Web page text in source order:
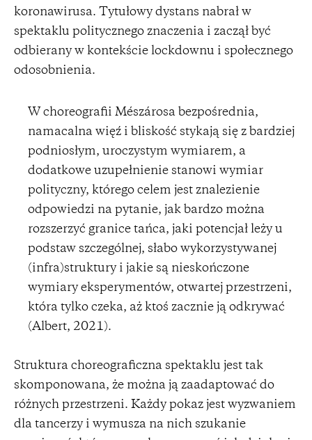
koronawirusa. Tytułowy dystans nabrał w
spektaklu politycznego znaczenia i zaczął być
odbierany w kontekście lockdownu i społecznego
odosobnienia.
W choreografii Mészárosa bezpośrednia,
namacalna więź i bliskość stykają się z bardziej
podniosłym, uroczystym wymiarem, a
dodatkowe uzupełnienie stanowi wymiar
polityczny, którego celem jest znalezienie
odpowiedzi na pytanie, jak bardzo można
rozszerzyć granice tańca, jaki potencjał leży u
podstaw szczególnej, słabo wykorzystywanej
(infra)struktury i jakie są nieskończone
wymiary eksperymentów, otwartej przestrzeni,
która tylko czeka, aż ktoś zacznie ją odkrywać
(Albert, 2021).
Struktura choreograficzna spektaklu jest tak
skomponowana, że można ją zaadaptować do
różnych przestrzeni. Każdy pokaz jest wyzwaniem
dla tancerzy i wymusza na nich szukanie